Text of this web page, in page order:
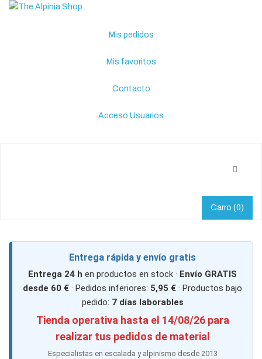
Mis pedidos
Mis favoritos
Contacto
Acceso Usuarios
Carro (0)
Entrega rápida y envío gratis
Entrega 24 h en productos en stock · Envío GRATIS
desde 60 € · Pedidos inferiores: 5,95 € · Productos bajo
pedido: 7 días laborables
Tienda operativa hasta el 14/08/26 para
realizar tus pedidos de material
Especialistas en escalada y alpinismo desde 2013